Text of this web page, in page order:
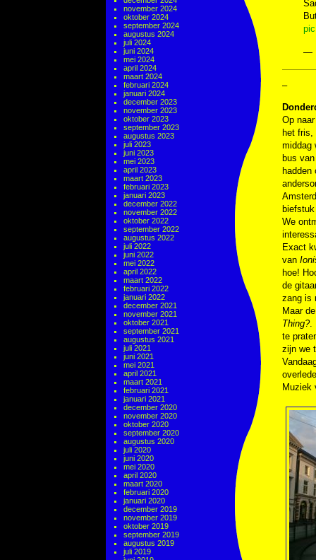
november 2024
oktober 2024
september 2024
augustus 2024
juli 2024
juni 2024
mei 2024
april 2024
maart 2024
februari 2024
januari 2024
december 2023
november 2023
oktober 2023
september 2023
augustus 2023
juli 2023
juni 2023
mei 2023
april 2023
maart 2023
februari 2023
januari 2023
december 2022
november 2022
oktober 2022
september 2022
augustus 2022
juli 2022
juni 2022
mei 2022
april 2022
maart 2022
februari 2022
januari 2022
december 2021
november 2021
oktober 2021
september 2021
augustus 2021
juli 2021
juni 2021
mei 2021
april 2021
maart 2021
februari 2021
januari 2021
december 2020
november 2020
oktober 2020
september 2020
augustus 2020
juli 2020
juni 2020
mei 2020
april 2020
maart 2020
februari 2020
januari 2020
december 2019
november 2019
oktober 2019
september 2019
augustus 2019
juli 2019
—
–
Op
het fris,
middag
bus
We
Exact
van
hoe!
de
zang is
Maar
Thing?.
te
zijn we
Muziek